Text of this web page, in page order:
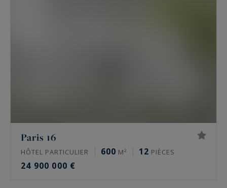
Paris 16
HÔTEL PARTICULIER 600 M² 12 PIÈCES
24 900 000 €